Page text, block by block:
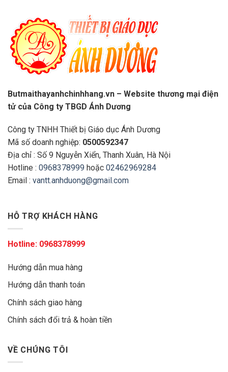
Butmaithayanhchinhhang.vn – Website thương mại điện
tử của Công ty TBGD Ánh Dương
Công ty TNHH Thiết bị Giáo dục Ánh Dương
Mã số doanh nghiệp: 0500592347
Địa chỉ : Số 9 Nguyễn Xiển, Thanh Xuân, Hà Nội
Hotline : 0968378999 hoặc 02462969284
Email : vantt.anhduong@gmail.com
HỖ TRỢ KHÁCH HÀNG
Hotline: 0968378999
Hướng dẫn mua hàng
Hướng dẫn thanh toán
Chính sách giao hàng
Chính sách đổi trả & hoàn tiền
VỀ CHÚNG TÔI